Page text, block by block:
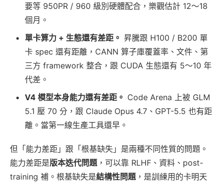
要等 950PR / 960 級別硬體配合，樂觀估計 12～18
個月。
單卡算力 + 生態還有差距。 昇騰跟 H100 / B200 單
卡 spec 還有距離，CANN 算子庫覆蓋率、文件、第
三方 framework 整合，跟 CUDA 生態還有 5～10 年
代差。
V4 模型本身能力還有差距。 Code Arena 上被 GLM
5.1 壓 70 分，跟 Claude Opus 4.7、GPT-5.5 也有距
離。當第一線生產工具還早。
但「能力差距」跟「根基缺失」是兩種不同性質的問題。
能力差距是版本迭代問題，可以靠 RLHF、資料、post-
training 補。根基缺失是結構性問題，是訓練用的卡明天